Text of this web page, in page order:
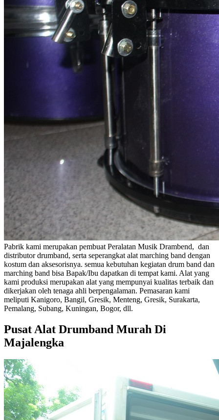
Pabrik kami merupakan pembuat Peralatan Musik Drambend, dan
distributor drumband, serta seperangkat alat marching band dengan
kostum dan aksesorisnya. semua kebutuhan kegiatan drum band dan
marching band bisa Bapak/Ibu dapatkan di tempat kami. Alat yang
kami produksi merupakan alat yang mempunyai kualitas terbaik dan
dikerjakan oleh tenaga ahli berpengalaman. Pemasaran kami
meliputi Kanigoro, Bangil, Gresik, Menteng, Gresik, Surakarta,
Pemalang, Subang, Kuningan, Bogor, dll.
Pusat Alat Drumband Murah Di
Majalengka